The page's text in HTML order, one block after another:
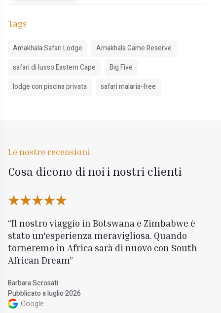
Tags
Amakhala Safari Lodge
Amakhala Game Reserve
safari di lusso Eastern Cape
Big Five
lodge con piscina privata
safari malaria-free
Le nostre recensioni
Cosa dicono di noi i nostri clienti
Il nostro viaggio in Botswana e Zimbabwe è
stato un'esperienza meravigliosa. Quando
torneremo in Africa sarà di nuovo con South
African Dream
Barbara Scrosati
Pubblicato a luglio 2026
Google